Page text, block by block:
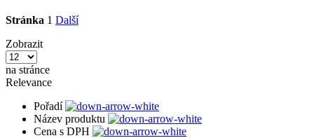
Stránka 1 Další
Zobrazit
na stránce
Relevance
Pořadí
Název produktu
Cena s DPH